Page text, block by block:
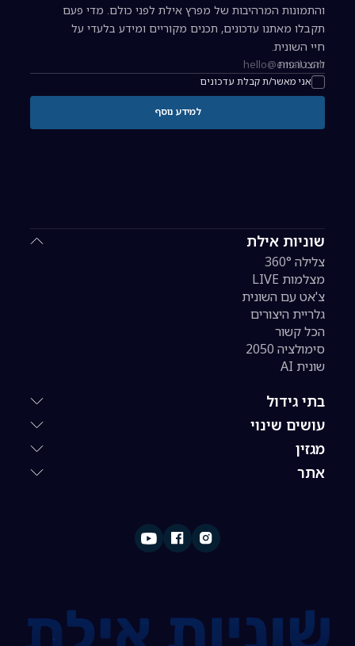
שוניות אילת
צלילה 360°
מצלמות LIVE
צ'אט עם השונית
גלריית היצורים
הכל קשור
סימולציה 2050
שונית AI
בתי גידול
עושים שינוי
מגזין
אתר
והתמונות המרהיבות של מפרץ אילת לפני כולם. מדי פעם
תקבלו מאתנו עדכונים, תכנים מקוריים ומידע בלעדי על
חיי השונית.
כתובת אימייל להרשמה לניוזלטר
אני מאשר/ת קבלת עדכונים
להצטרפות
למידע נוסף